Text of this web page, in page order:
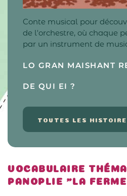
Conte musical pour
de l'orchestre, où chaque
par un instrument de
LO GRAN MAISHANT
DE QUI EI ?
TOUTES LES
VOCABULAIRE
PANOPLIE "LA